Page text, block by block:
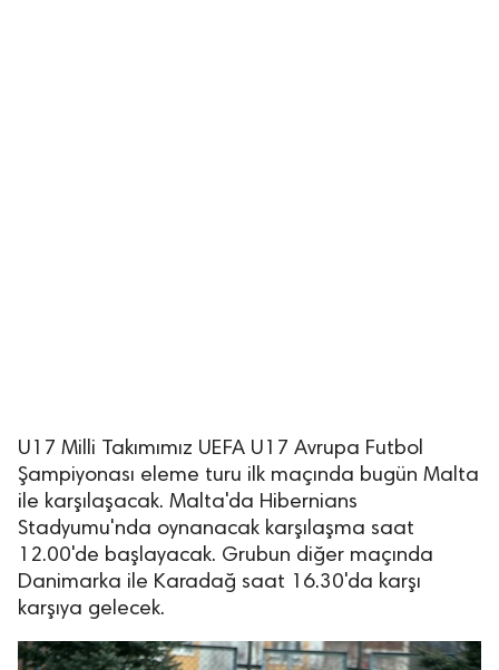
U17 Milli Takımımız UEFA U17 Avrupa Futbol
Şampiyonası eleme turu ilk maçında bugün Malta
ile karşılaşacak. Malta'da Hibernians
Stadyumu'nda oynanacak karşılaşma saat
12.00'de başlayacak. Grubun diğer maçında
Danimarka ile Karadağ saat 16.30'da karşı
karşıya gelecek.